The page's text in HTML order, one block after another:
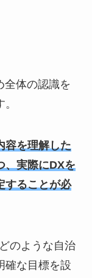
全体の認識を
容を理解した
、実際にDXを
することが必
のような自治
確な目標を設